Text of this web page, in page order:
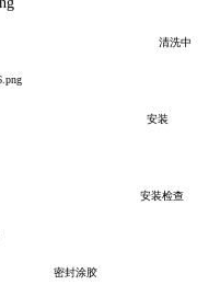
中 清洗中
安装
安装检查
密封涂胶